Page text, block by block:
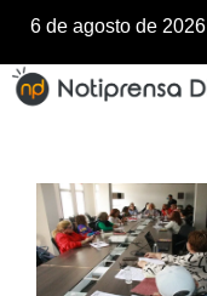
6 de agosto de 2026